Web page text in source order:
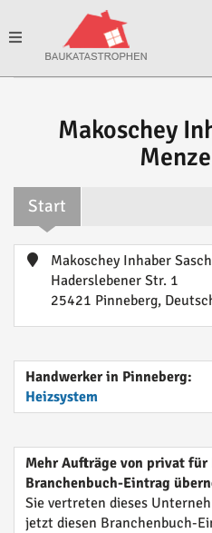
Toggle
Makoschey
Start
Makoschey Inhaber
Haderslebener Str. 1
25421 Pinneberg,
Handwerker in Pinneberg:
Heizsystem
Mehr Aufträge von privat für
Branchenbuch-Eintrag
Sie vertreten dieses
jetzt diesen Branchenbuch-